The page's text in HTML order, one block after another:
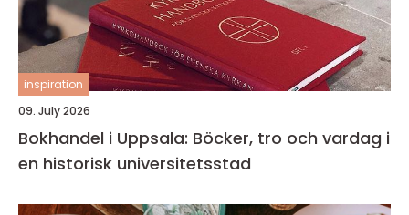
inspiration
09. July 2026
Bokhandel i Uppsala: Böcker, tro och vardag i
en historisk universitetsstad